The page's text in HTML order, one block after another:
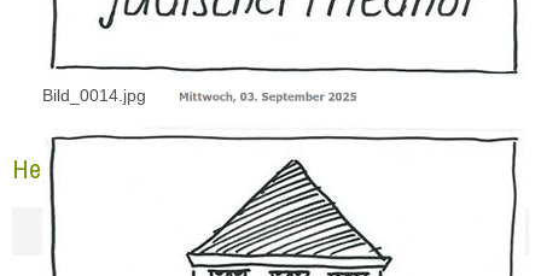
Bild_0014.jpg
Heimatpreis 2024